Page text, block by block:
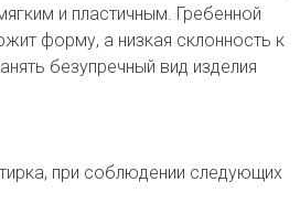
и пластичным. Гребенной
форму, а низкая склонность к
безупречный вид изделия
при соблюдении следующих